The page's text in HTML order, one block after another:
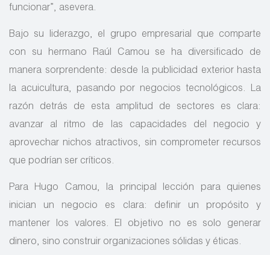
funcionar”, asevera.
Bajo su liderazgo, el grupo empresarial que comparte
con su hermano Raúl Camou se ha diversificado de
manera sorprendente: desde la publicidad exterior hasta
la acuicultura, pasando por negocios tecnológicos. La
razón detrás de esta amplitud de sectores es clara:
avanzar al ritmo de las capacidades del negocio y
aprovechar nichos atractivos, sin comprometer recursos
que podrían ser críticos.
Para Hugo Camou, la principal lección para quienes
inician un negocio es clara: definir un propósito y
mantener los valores. El objetivo no es solo generar
dinero, sino construir organizaciones sólidas y éticas.